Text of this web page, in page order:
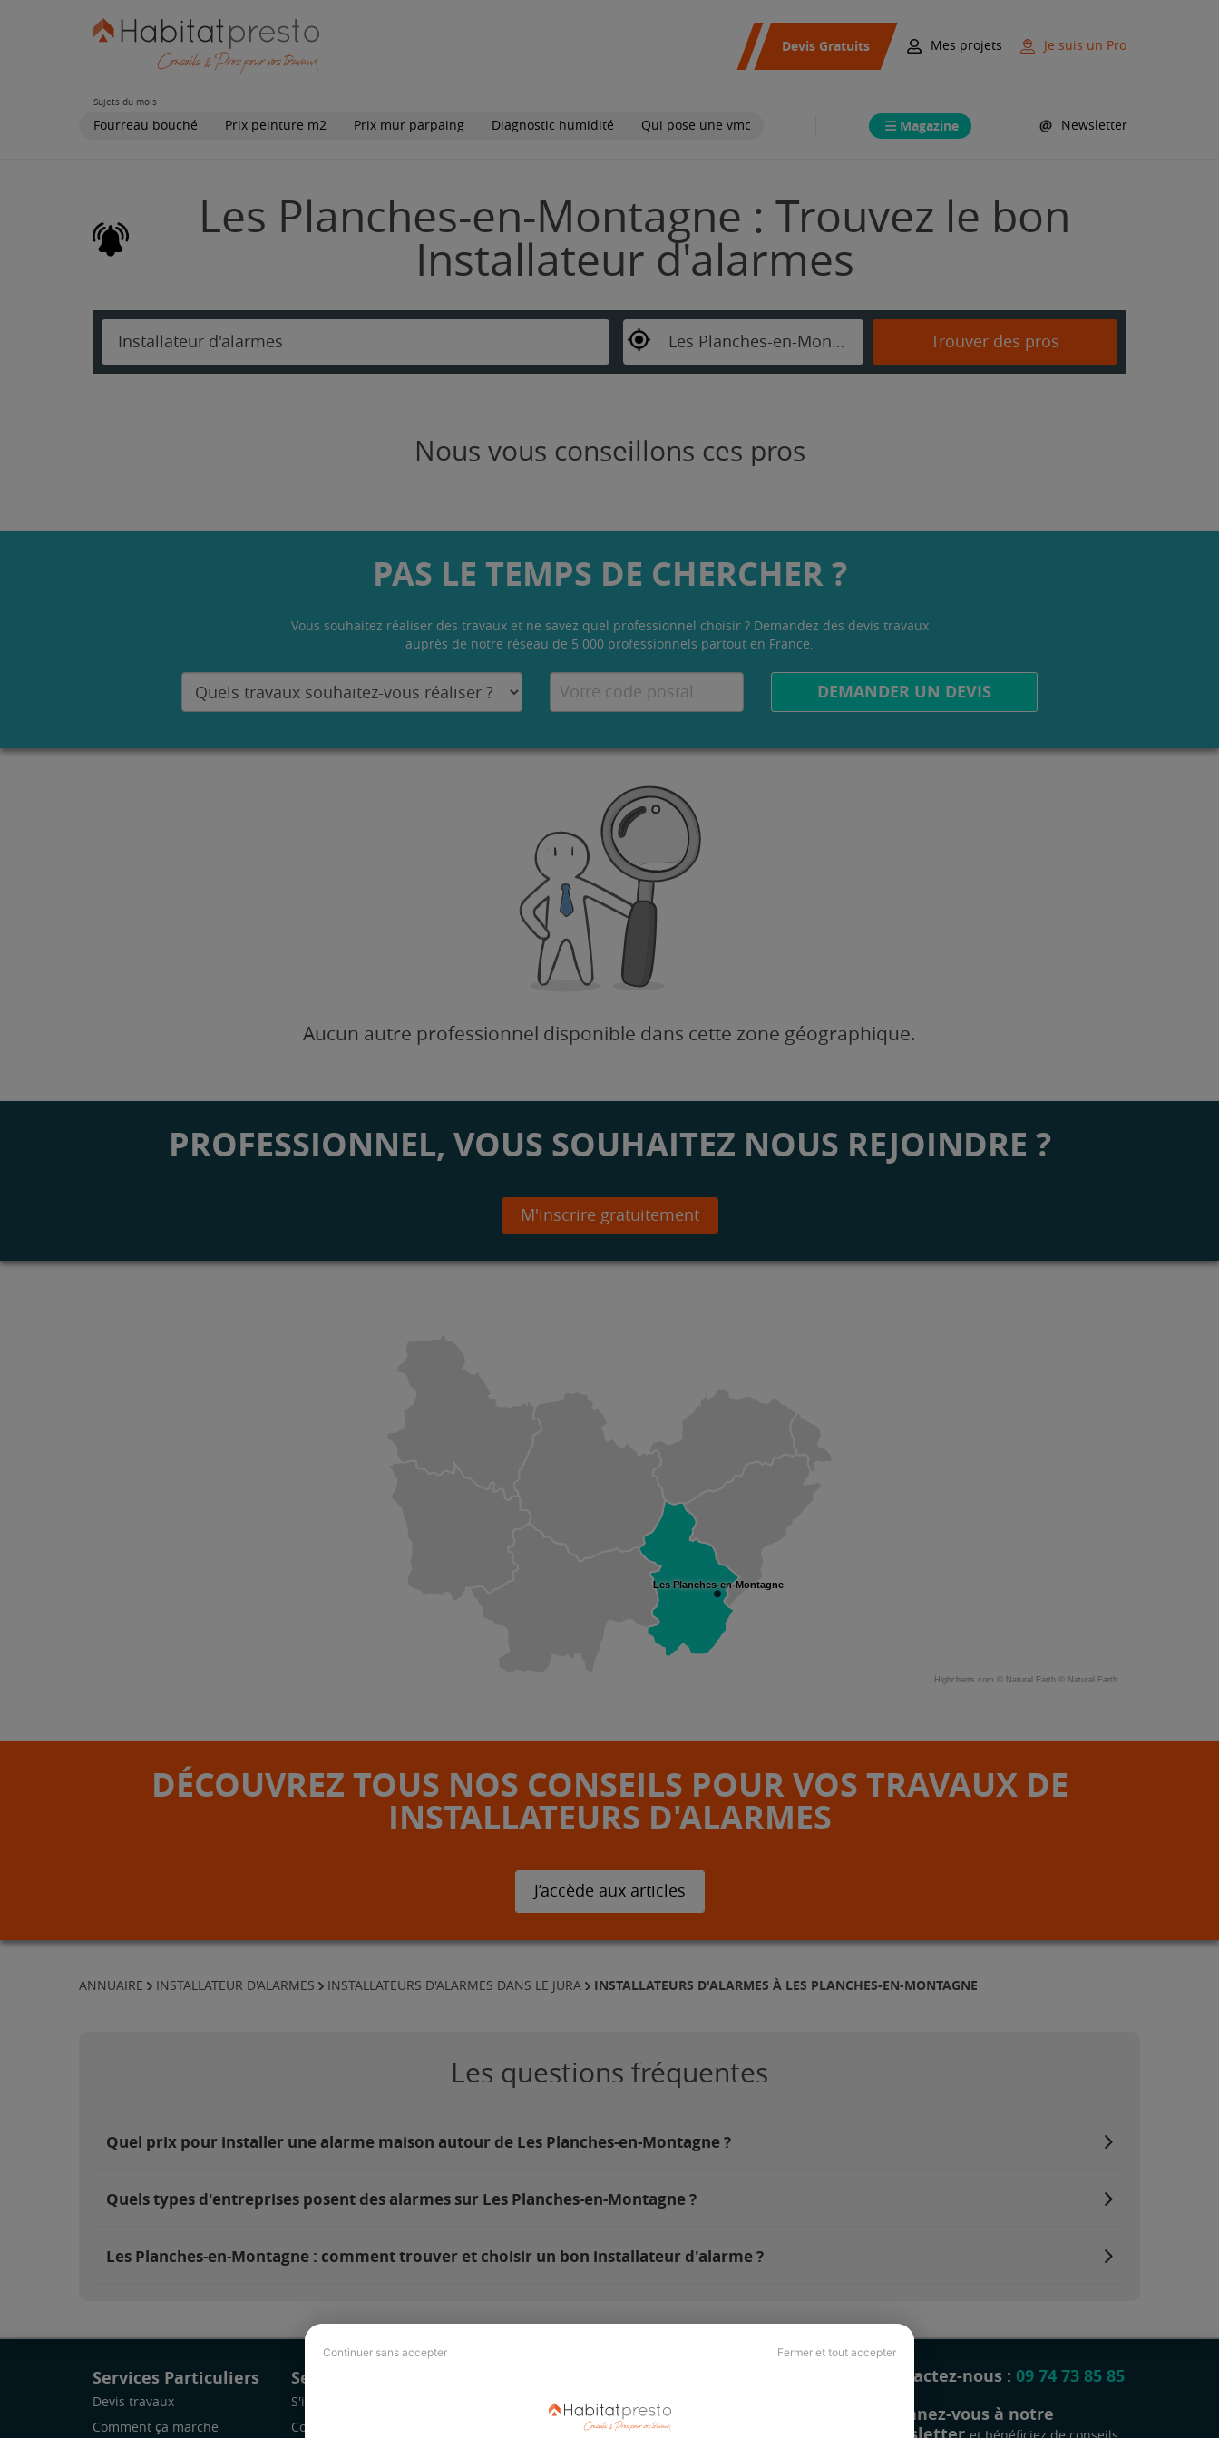
Continuer sans accepter Fermer et tout accepter
Devis Gratuits Mes projets Je suis un Pro
Sujets du mois
Fourreau bouché Prix peinture m2 Prix mur parpaing Diagnostic humidité Qui pose une vmc Magazine Newsletter
Les Planches-en-Montagne : Trouvez le bon
Installateur d'alarmes
Installateur d'alarmes Les Planches-en-Montagne Trouver des pros
Nous vous conseillons ces pros
PAS LE TEMPS DE CHERCHER ?
Vous souhaitez réaliser des travaux et ne savez quel professionnel choisir ? Demandez des devis travaux
auprès de notre réseau de 5 000 professionnels partout en France.
DEMANDER UN DEVIS
Aucun autre professionnel disponible dans cette zone géographique.
PROFESSIONNEL, VOUS SOUHAITEZ NOUS REJOINDRE ?
M'inscrire gratuitement
Les Planches-en-Montagne
Highcharts.com © Natural Earth © Natural Earth
DÉCOUVREZ TOUS NOS CONSEILS POUR VOS TRAVAUX DE
INSTALLATEURS D'ALARMES
J’accède aux articles
ANNUAIRE INSTALLATEUR D'ALARMES INSTALLATEURS D'ALARMES DANS LE JURA INSTALLATEURS D'ALARMES À LES PLANCHES-EN-MONTAGNE
Les questions fréquentes
Quel prix pour installer une alarme maison autour de Les Planches-en-Montagne ?
Quels types d'entreprises posent des alarmes sur Les Planches-en-Montagne ?
Les Planches-en-Montagne : comment trouver et choisir un bon installateur d'alarme ?
Services Particuliers
Devis travaux
Comment ça marche
Services Pro
S'inscrire
Comment ça marche
Revue de presse
Contactez-nous : 09 74 73 85 85
Abonnez-vous à notre